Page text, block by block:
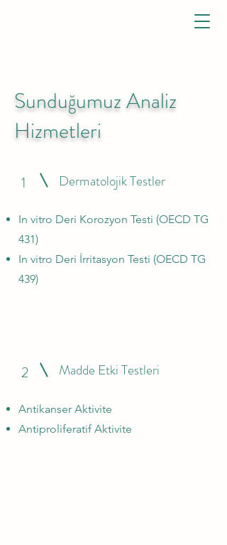
Sunduğumuz Analiz
Hizmetleri
1 Dermatolojik Testler
In vitro Deri Korozyon Testi (OECD TG
431)
In vitro Deri İrritasyon Testi (OECD TG
439)
2 Madde Etki Testleri
Antikanser Aktivite
Antiproliferatif Aktivite